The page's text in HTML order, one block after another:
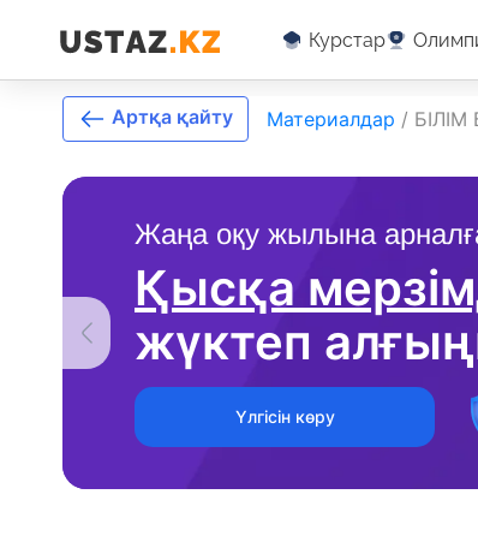
Курстар
Жаңа оқу жылына
Қысқа
жүктеп
Үлгісін көру
Артқа қайту Материалдар /